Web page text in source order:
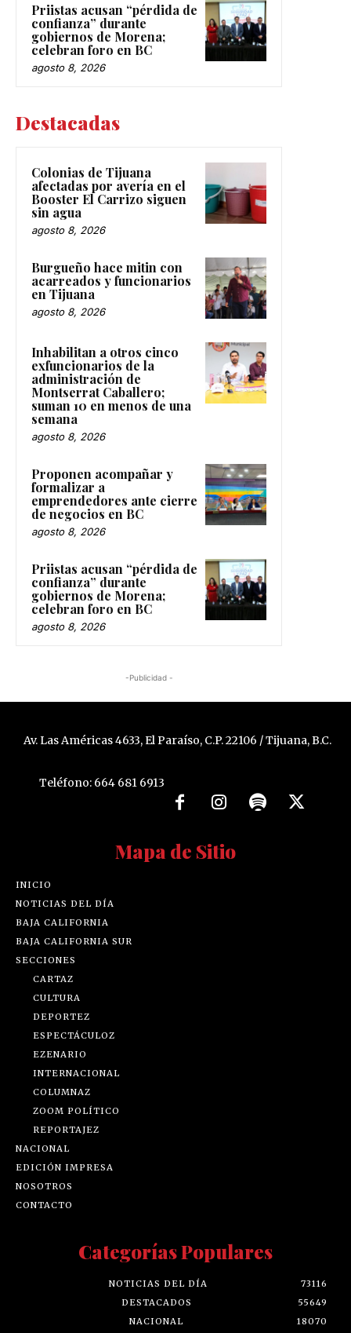
Priistas acusan “pérdida de
confianza” durante
gobiernos de Morena;
celebran foro en BC
agosto 8, 2026
Destacadas
Colonias de Tijuana
afectadas por avería en el
Booster El Carrizo siguen
sin agua
agosto 8, 2026
Burgueño hace mitin con
acarreados y funcionarios
en Tijuana
agosto 8, 2026
Inhabilitan a otros cinco
exfuncionarios de la
administración de
Montserrat Caballero;
suman 10 en menos de una
semana
agosto 8, 2026
Proponen acompañar y
formalizar a
emprendedores ante cierre
de negocios en BC
agosto 8, 2026
Priistas acusan “pérdida de
confianza” durante
gobiernos de Morena;
celebran foro en BC
agosto 8, 2026
-Publicidad -
Av. Las Américas 4633, El Paraíso, C.P. 22106 / Tijuana, B.C.
Teléfono: 664 681 6913
Mapa de Sitio
INICIO
NOTICIAS DEL DÍA
BAJA CALIFORNIA
BAJA CALIFORNIA SUR
SECCIONES
CARTAZ
CULTURA
DEPORTEZ
ESPECTÁCULOZ
EZENARIO
INTERNACIONAL
COLUMNAZ
ZOOM POLÍTICO
REPORTAJEZ
NACIONAL
EDICIÓN IMPRESA
NOSOTROS
CONTACTO
Categorías Populares
NOTICIAS DEL DÍA
73116
DESTACADOS
55649
NACIONAL
18070